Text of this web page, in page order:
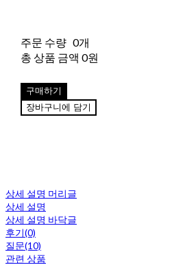
주문 수량 0개
총 상품 금액 0원
구매하기
장바구니에 담기
상세 설명 머리글
상세 설명
상세 설명 바닥글
후기(0)
질문(10)
관련 상품